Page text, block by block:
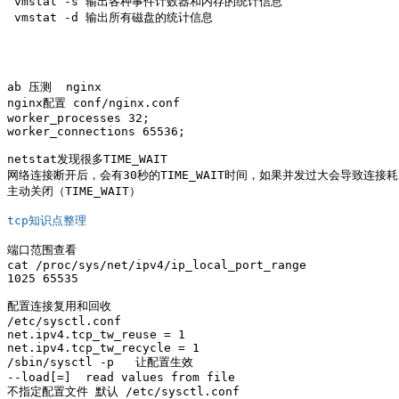
vmstat -d 输出所有磁盘的统计信息
ab 压测  nginx
nginx配置 conf/nginx.conf
worker_processes 32;
worker_connections 65536;
netstat发现很多TIME_WAIT
网络连接断开后，会有30秒的TIME_WAIT时间，如果并发过大会导致连接
主动关闭（TIME_WAIT）
tcp知识点整理
端口范围查看
cat /proc/sys/net/ipv4/ip_local_port_range
1025 65535
配置连接复用和回收
/etc/sysctl.conf
net.ipv4.tcp_tw_reuse = 1
net.ipv4.tcp_tw_recycle = 1
/sbin/sysctl -p   让配置生效
--load[= ]  read values from file
不指定配置文件 默认 /etc/sysctl.conf